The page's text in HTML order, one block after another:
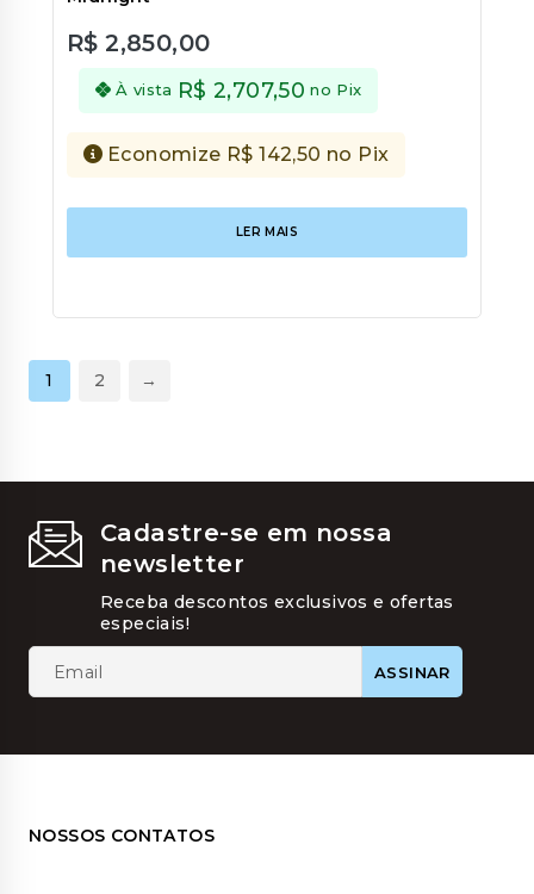
R$2,850,00
À vista R$2,707,50 no Pix
Economize R$142,50 no Pix
LER MAIS
1 2 →
Cadastre-se em nossa
newsletter
Receba descontos exclusivos e ofertas
especiais!
NOSSOS CONTATOS